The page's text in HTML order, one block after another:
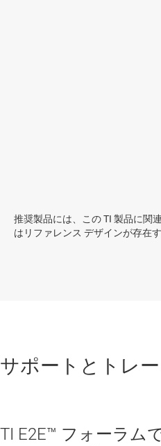
推奨製品には、この TI 製品に関
はリファレンス デザインが存在
サポートとトレ
TI E2E™ フォーラム